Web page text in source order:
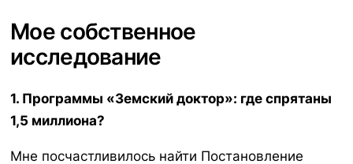
Мое собственное
исследование
1. Программы «Земский доктор»: где спрятаны
1,5 миллиона?
Мне посчастливилось найти Постановление